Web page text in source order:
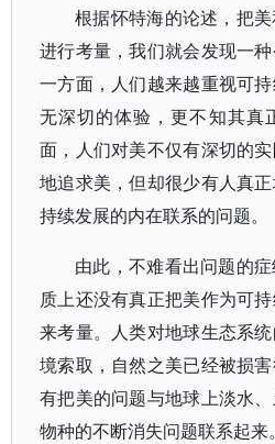
根据怀特海的论述，把
进行考量，我们就会发现一
一方面，人们越来越重视可
无深切的体验，更不知其真
面，人们对美不仅有深切的
地追求美，但却很少有人真
持续发展的内在联系的问题。
由此，不难看出问题的
质上还没有真正把美作为可
来考量。人类对地球生态系
境索取，自然之美已经被损
有把美的问题与地球上淡水
物种的不断消失问题联系起来。